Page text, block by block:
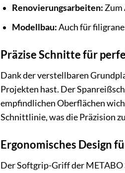
Renovierungsarbeiten:Zum
Modellbau:Auch für
Präzise Schnitte für
Dank der verstellbaren
Projekten hast. Der
empfindlichen Oberflächen
Schnittlinie, was die Präzision
Ergonomisches Design
Der Softgrip-Griff der METABO